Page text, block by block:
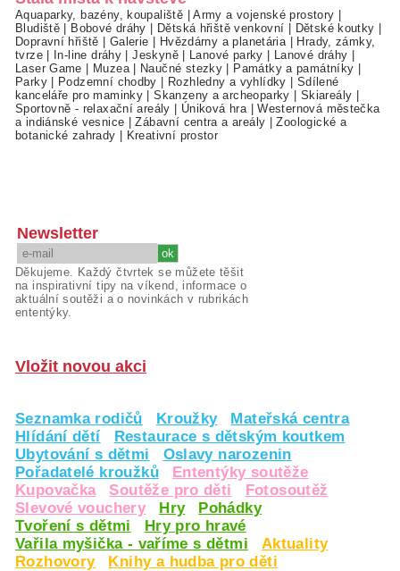
Aquaparky, bazény, koupaliště |Army a vojenské prostory
Bludiště
Bobové dráhy Dětská hřiště venkovní Dětské koutky
Dopravní hřiště
Galerie Hvězdárny a planetária
Hrady, zámky,
tvrze| In-line dráhy |Jeskyně| Lanové parky Lanové dráhy
Laser Game
Muzea| Naučné stezky Památky a památníky
Parky| Podzemní chodby Rozhledny a vyhlídky
Sdílené
kanceláře pro maminky |Skanzeny a archeoparky Skiareály
Sportovně - relaxační areály
Úniková hra |Westernová městečka
a indiánské vesnice |Zábavní centra a areály |Zoologické a
botanické zahrady
Kreativní prostor
Newsletter
Děkujeme. Každý čtvrtek se můžete těšit
na inspirativní tipy na víkend, informace o
aktuální soutěži a o novinkách v rubrikách
ententýky.
Vložit novou akci
Seznamka rodičů Kroužky
Mateřská centra
Hlídání dětí
Restaurace s dětským koutkem
Ubytování s dětmi
Oslavy narozenin
Pořadatelé kroužků
Ententýky soutěže
Kupovačka
Soutěže pro děti
Fotosoutěž
Slevové vouchery
Hry
Pohádky
Tvoření s dětmi
Hry pro hravé
Vařila myšička - vaříme s dětmi
Aktuality
Rozhovory
Knihy a hudba pro děti